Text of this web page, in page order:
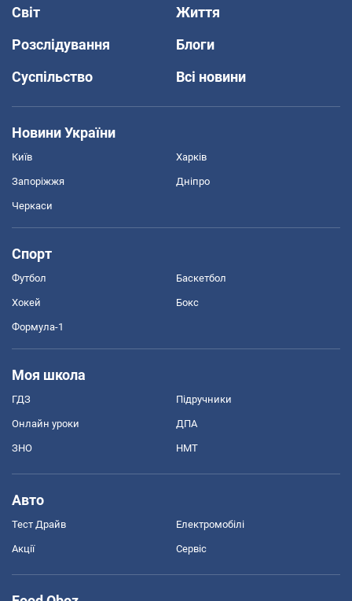
Світ
Життя
Розслідування
Блоги
Суспільство
Всі новини
Новини України
Київ Харків
Запоріжжя Дніпро
Черкаси
Спорт
Футбол Баскетбол
Хокей Бокс
Формула-1
Моя школа
ГДЗ Підручники
Онлайн уроки ДПА
ЗНО НМТ
Авто
Тест Драйв Електромобілі
Акції Сервіс